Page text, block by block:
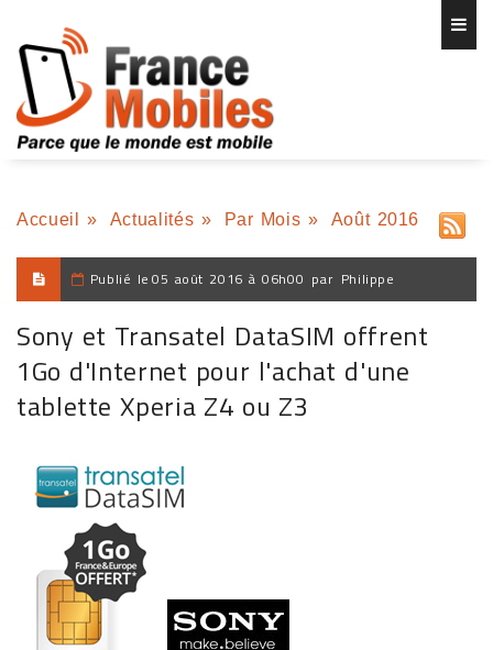
Accueil » Actualités » Par Mois » Août 2016
Publié le 05 août 2016 à 06h00 par Philippe
Sony et Transatel DataSIM offrent
1Go d'Internet pour l'achat d'une
tablette Xperia Z4 ou Z3